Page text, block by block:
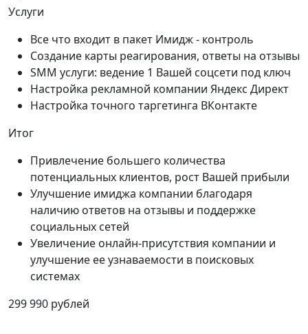
Услуги
Все что входит в пакет Имидж - контроль
Создание карты реагирования, ответы на отзывы
SMM услуги: ведение 1 Вашей соцсети под ключ
Настройка рекламной компании Яндекс Директ
Настройка точного таргетинга ВКонтакте
Итог
Привлечение большего количества
потенциальных клиентов, рост Вашей прибыли
Улучшение имиджа компании благодаря
наличию ответов на отзывы и поддержке
социальных сетей
Увеличение онлайн-присутствия компании и
улучшение ее узнаваемости в поисковых
системах
299 990 рублей